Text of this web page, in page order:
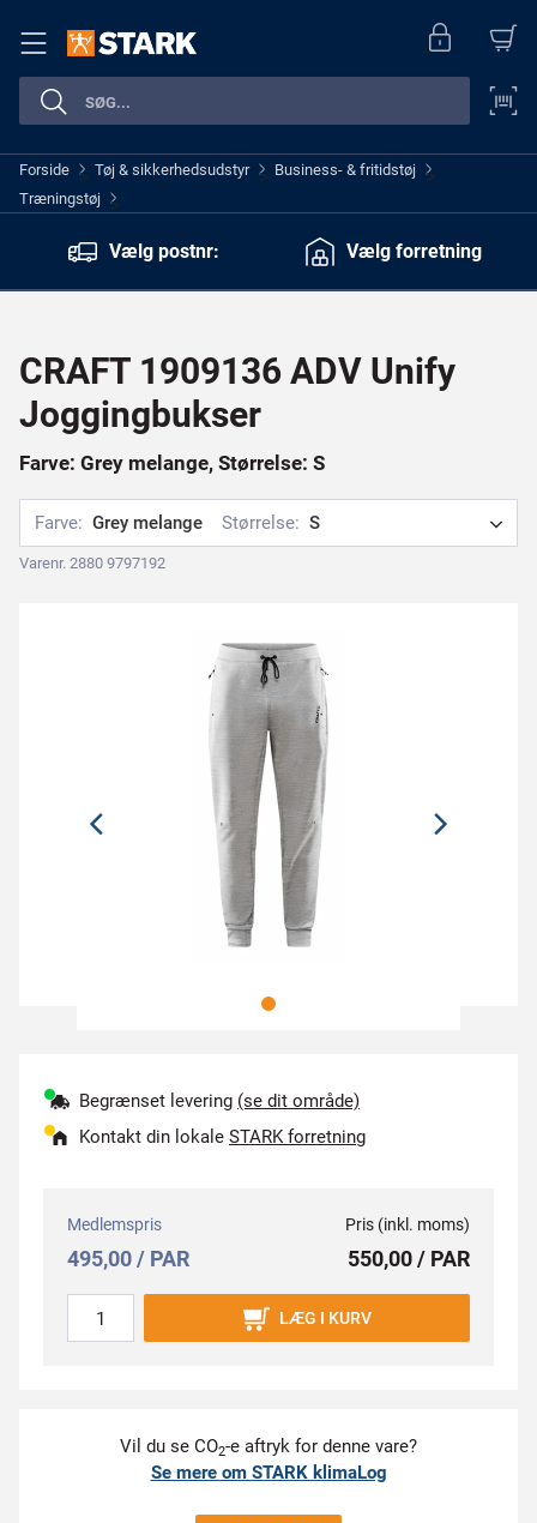
Forside > Tøj & sikkerhedsudstyr > Business- & fritidstøj >
Træningstøj >
Vælg postnr:
Vælg forretning
CRAFT 1909136 ADV Unify
Joggingbukser
Farve: Grey melange, Størrelse: S
Farve: Grey melange Størrelse: S
Varenr. 2880 9797192
Begrænset levering (se dit område)
Kontakt din lokale STARK forretning
Medlemspris
495,00 / PAR
Pris (inkl. moms)
550,00 / PAR
LÆG I KURV
Vil du se CO2-e aftryk for denne vare?
Se mere om STARK klimaLog